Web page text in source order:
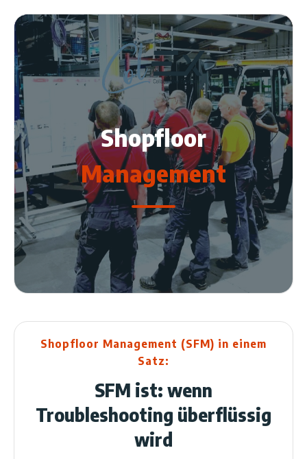
Shopfloor
Management
Shopfloor Management (SFM) in einem
Satz:
SFM ist: wenn
Troubleshooting überflüssig
wird